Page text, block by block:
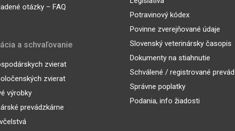
otázky – FAQ
a schvaľovanie
zvierat
zvierat
výrobky
prevádzkárne
Potravinový kódex
Povinne zverejňované údaje
Slovenský veterinársky časopis
Dokumenty na stiahnutie
Schválené / registrované
Správne poplatky
Podania, info žiadosti